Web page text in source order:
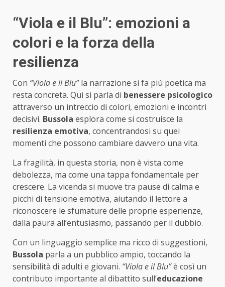
“Viola e il Blu”: emozioni a
colori e la forza della
resilienza
Con “Viola e il Blu”la narrazione si fa più poetica ma
resta concreta. Qui si parla di benessere psicologico
attraverso un intreccio di colori, emozioni e incontri
decisivi. Bussola esplora come si costruisce la
resilienza emotiva, concentrandosi su quei
momenti che possono cambiare davvero una vita.
La fragilità, in questa storia, non è vista come
debolezza, ma come una tappa fondamentale per
crescere. La vicenda si muove tra pause di calma e
picchi di tensione emotiva, aiutando il lettore a
riconoscere le sfumature delle proprie esperienze,
dalla paura all’entusiasmo, passando per il dubbio.
Con un linguaggio semplice ma ricco di suggestioni,
Bussola parla a un pubblico ampio, toccando la
sensibilità di adulti e giovani. “Viola e il Blu”è così un
contributo importante al dibattito sull’educazione